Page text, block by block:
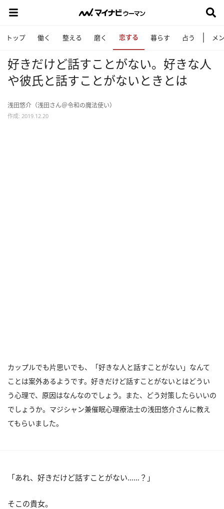
トップ 働く 整える 磨く 恋する 暮らす 占う メ
好きだけど話すことがない。好きな人
や彼氏と話すことがないときとは
浅田悠介（浅田さん＠令和の魔法使い）
作成: 2019.12.20
カップルでも片思いでも、「好きな人と話すことがない」なんて
ことは案外あるようです。好きだけど話すことがないとはどうい
う心理で、原因はなんなのでしょう。また、どう対策したらいいの
でしょうか。マジシャン兼催眠心理療法士の浅田悠介さんに教え
てもらいました。
「あれ、好きだけど話すことがない……？」
そこの貴女。